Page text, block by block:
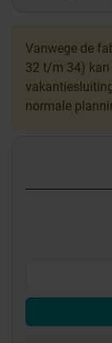
Vanwege de
32 t/m 34) kan
normale